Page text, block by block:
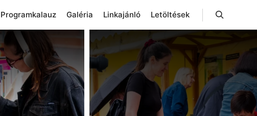
Programkalauz Galéria Linkajánló Letöltések